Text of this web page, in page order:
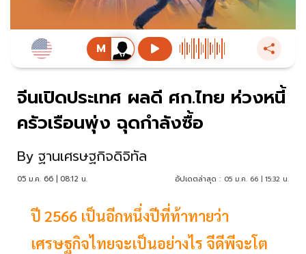
จีนเปิดประเทศ ผลดี ศก.ไทย ห่วงหนี้
ครัวเรือนพุ่ง ฉุดกำลังซื้อ
By ฐานเศรษฐกิจดิจิทัล
05 ม.ค. 66 | 08:12 น. อัปเดตล่าสุด : 05 ม.ค. 66 | 15:32 น.
ปี 2566 เป็นอีกหนึ่งปีที่ท้าทายว่า
เศรษฐกิจไทยจะเป็นอย่างไร จีดีพีจะโต